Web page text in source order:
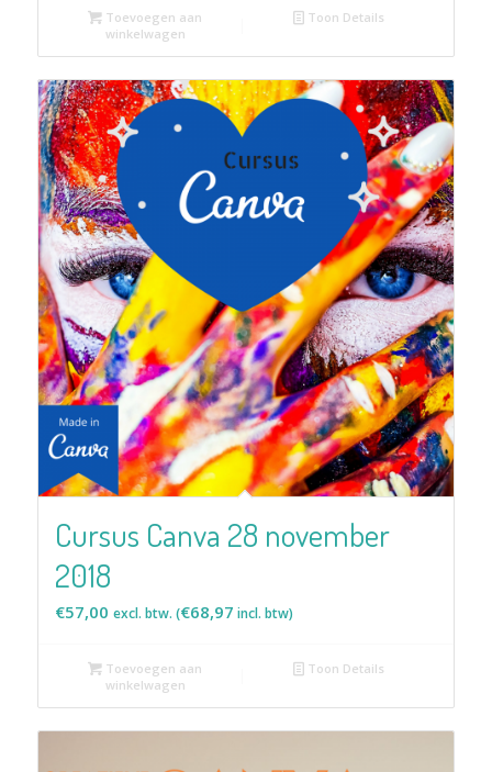
Toevoegen aan
winkelwagen
Toon Details
Cursus Canva 28 november
2018
€57,00 excl. btw. (€68,97 incl. btw)
Toevoegen aan
winkelwagen
Toon Details